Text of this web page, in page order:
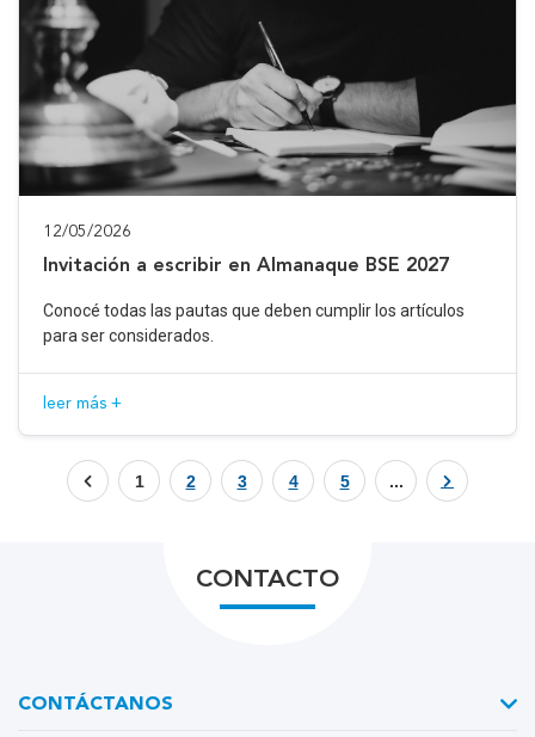
12/05/2026
Invitación a escribir en Almanaque BSE 2027
Conocé todas las pautas que deben cumplir los artículos
para ser considerados.
leer más +
1 2 3 4 5 ...
CONTACTO
CONTÁCTANOS